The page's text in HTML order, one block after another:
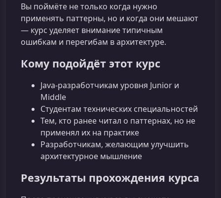
Вы поймёте не только когда нужно
применять паттерны, но и когда они мешают
— курс уделяет внимание типичным
ошибкам и перегибам в архитектуре.
Кому подойдёт этот курс
Java‑разработчикам уровня Junior и
Middle
Студентам технических специальностей
Тем, кто ранее читал о паттернах, но не
применял их на практике
Разработчикам, желающим улучшить
архитектурное мышление
Результаты прохождения курса